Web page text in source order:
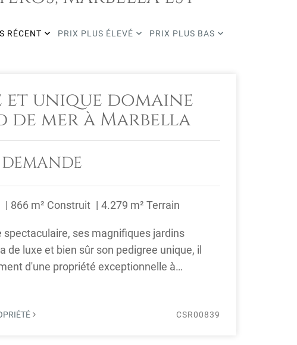
RÉCENT PRIX PLUS ÉLEVÉ PRIX PLUS BAS
et unique domaine
de mer à Marbella
DEMANDE
866 m² Construit 4.279 m² Terrain
spectaculaire, ses magnifiques jardins
de luxe et bien sûr son pedigree unique, il
d'une propriété exceptionnelle à
CSR00839